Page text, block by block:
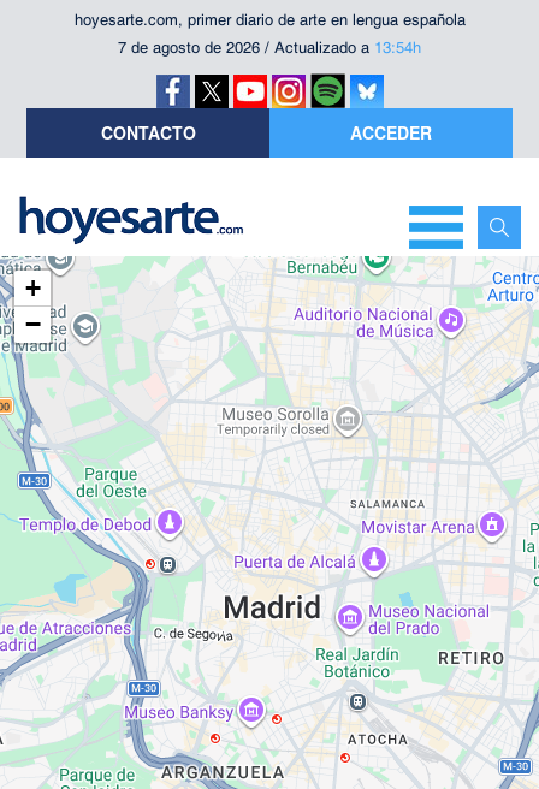
hoyesarte.com, primer diario de arte en lengua española
7 de agosto de 2026 / Actualizado a 13:54h
CONTACTO ACCEDER
+
−